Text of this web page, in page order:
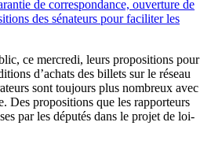
de correspondance, ouverture de
des sénateurs pour faciliter les
ce mercredi, leurs propositions pour
d’achats des billets sur le réseau
sont toujours plus nombreux avec
Des propositions que les rapporteurs
par les députés dans le projet de loi-